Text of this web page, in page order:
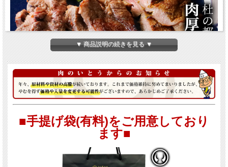
▼ 商品説明の続きを見る ▼
■手提げ袋(有料)をご用意しており
ます■